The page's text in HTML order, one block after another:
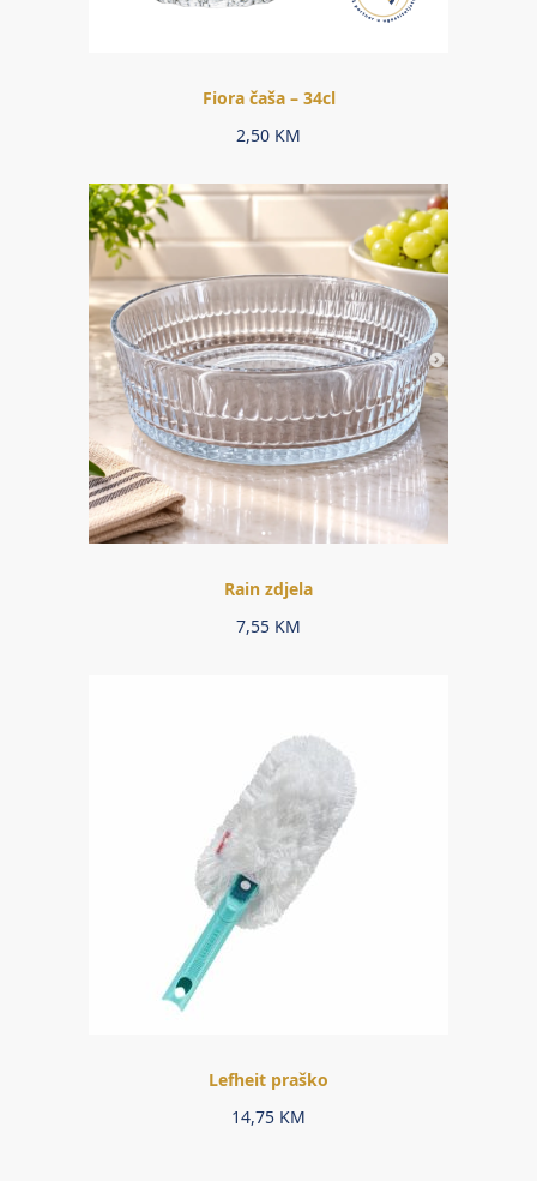
Fiora čaša – 34cl
2,50 KM
Rain zdjela
7,55 KM
Lefheit praško
14,75 KM